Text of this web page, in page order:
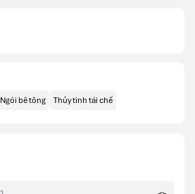
Ngói bê tông Thủy tinh tái chế